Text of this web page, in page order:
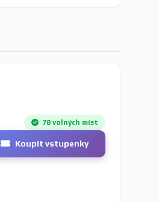
78 volných míst
Koupit vstupenky